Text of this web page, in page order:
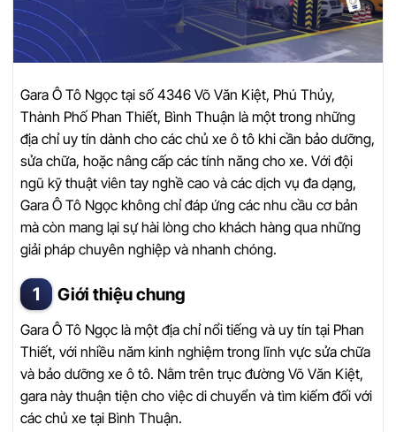
Gara Ô Tô Ngọc tại số 4346 Võ Văn Kiệt, Phú Thủy,
Thành Phố Phan Thiết, Bình Thuận là một trong những
địa chỉ uy tín dành cho các chủ xe ô tô khi cần bảo dưỡng,
sửa chữa, hoặc nâng cấp các tính năng cho xe. Với đội
ngũ kỹ thuật viên tay nghề cao và các dịch vụ đa dạng,
Gara Ô Tô Ngọc không chỉ đáp ứng các nhu cầu cơ bản
mà còn mang lại sự hài lòng cho khách hàng qua những
giải pháp chuyên nghiệp và nhanh chóng.
Giới thiệu chung
Gara Ô Tô Ngọc là một địa chỉ nổi tiếng và uy tín tại Phan
Thiết, với nhiều năm kinh nghiệm trong lĩnh vực sửa chữa
và bảo dưỡng xe ô tô. Nằm trên trục đường Võ Văn Kiệt,
gara này thuận tiện cho việc di chuyển và tìm kiếm đối với
các chủ xe tại Bình Thuận.